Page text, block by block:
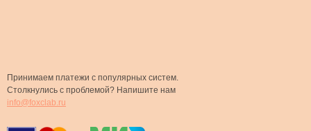
Принимаем платежи с популярных систем.
Столкнулись с проблемой? Напишите нам
info@foxclab.ru